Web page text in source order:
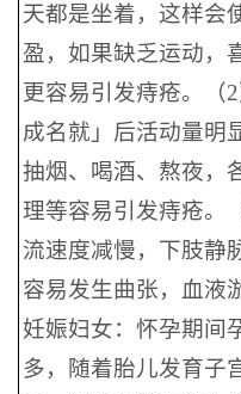
天都是坐着，这样会
盈，如果缺乏运动，
更容易引发痔疮。（
成名就」后活动量明
抽烟、喝酒、熬夜，
理等容易引发痔疮。
流速度减慢，下肢静
容易发生曲张，血液
妊娠妇女：怀孕期间
多，随着胎儿发育子